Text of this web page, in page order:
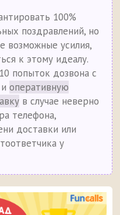
100%
поздравлений, но
возможные усилия,
к этому идеалу.
попыток дозвона с
иоперативную
в случае неверно
телефона,
доставки или
у